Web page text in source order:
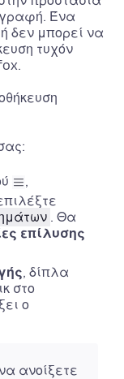
Ένα
δεν μπορεί να
τυχόν
,
. Θα
επίλυσης
, δίπλα
στο
ο
ανοίξετε